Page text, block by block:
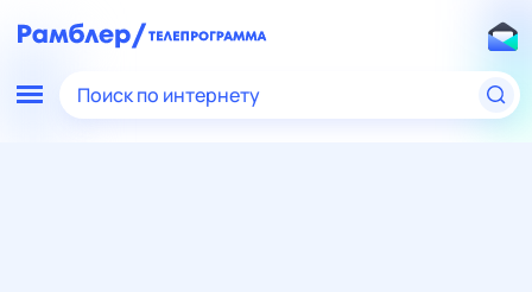
Поиск по интернету